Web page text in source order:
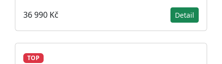
36 990 Kč Detail
TOP